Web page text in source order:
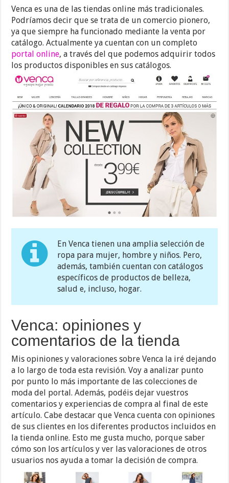
Venca es una de las tiendas online más tradicionales.
Podríamos decir que se trata de un comercio pionero,
ya que siempre ha funcionado mediante la venta por
catálogo. Actualmente ya cuentan con un completo
portal online, a través del que podemos adquirir todos
los productos disponibles en sus catálogos.
En Venca tienen una amplia selección de
ropa para mujer, hombre y niños. Pero,
además, también cuentan con catálogos
específicos de productos de belleza,
salud e, incluso, hogar.
Venca: opiniones y
comentarios de la tienda
Mis opiniones y valoraciones sobre Venca la iré dejando
a lo largo de toda esta revisión. Voy a analizar punto
por punto lo más importante de las colecciones de
moda del portal. Además, podéis dejar vuestros
comentarios y experiencias de compra al final de este
artículo. Cabe destacar que Venca cuenta con opiniones
de sus clientes en los diferentes productos incluidos en
la tienda online. Esto me gusta mucho, porque saber
cómo son los artículos y ver las valoraciones de otros
usuarios nos ayuda a tomar la decisión de compra.